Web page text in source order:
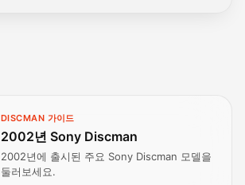
DISCMAN 가이드
2002년 Sony Discman
2002년에 출시된 주요 Sony Discman 모델을
둘러보세요.